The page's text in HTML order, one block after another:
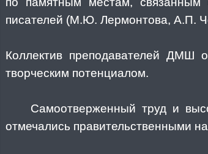
писателей (М.Ю. Лермонтова, А.П.
Коллектив преподавателей ДМШ
творческим потенциалом.
Самоотверженный труд и
отмечались правительственными